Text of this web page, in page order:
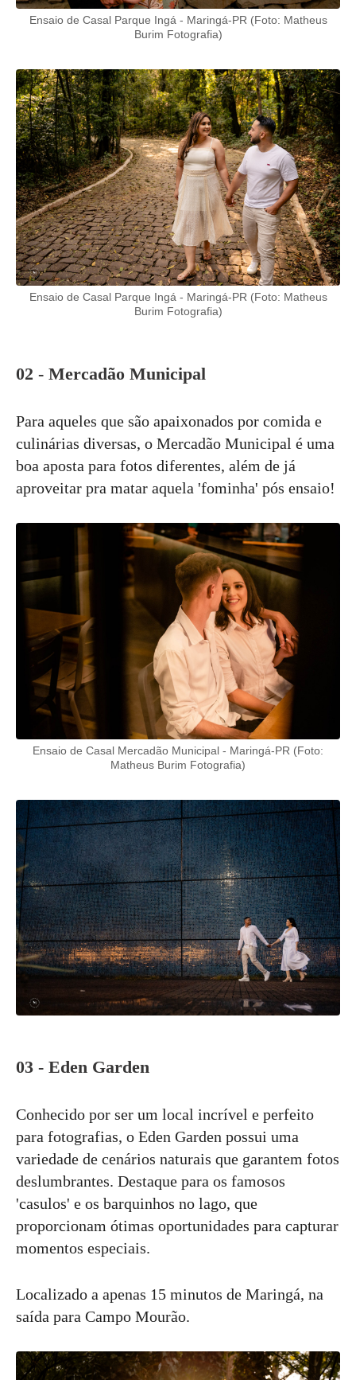
Ensaio de Casal Parque Ingá - Maringá-PR (Foto: Matheus
Burim Fotografia)
Ensaio de Casal Parque Ingá - Maringá-PR (Foto: Matheus
Burim Fotografia)
02 - Mercadão Municipal
Para aqueles que são apaixonados por comida e
culinárias diversas, o Mercadão Municipal é uma
boa aposta para fotos diferentes, além de já
aproveitar pra matar aquela 'fominha' pós ensaio!
Ensaio de Casal Mercadão Municipal - Maringá-PR (Foto:
Matheus Burim Fotografia)
03 - Eden Garden
Conhecido por ser um local incrível e perfeito
para fotografias, o Eden Garden possui uma
variedade de cenários naturais que garantem fotos
deslumbrantes. Destaque para os famosos
'casulos' e os barquinhos no lago, que
proporcionam ótimas oportunidades para capturar
momentos especiais.
Localizado a apenas 15 minutos de Maringá, na
saída para Campo Mourão.